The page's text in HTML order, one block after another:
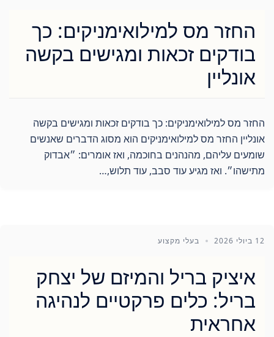
החזר מס למילואימניקים: כך
בודקים זכאות ומגישים בקשה
אונליין
החזר מס למילואימניקים: כך בודקים זכאות ומגישים בקשה
אונליין החזר מס למילואימניקים הוא מסוג הדברים שאנשים
שומעים עליהם, מהנהנים בחוכמה, ואז אומרים: ״אבדוק
מתישהו״. ואז מגיע עוד סבב, עוד תלוש,…
12 ביולי 2026 בעלי מקצוע
איציק בריל והמיזם של יצחק
בריל: כלים פרקטיים לנהיגה
אחראית